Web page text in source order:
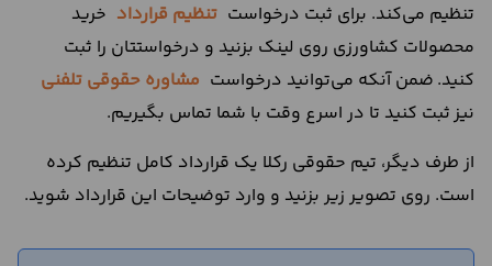
تنظیم می‌کند. برای ثبت درخواست تنظیم قرارداد خرید
محصولات کشاورزی روی لینک بزنید و درخواستتان را ثبت
کنید. ضمن آنکه می‌توانید درخواست مشاوره حقوقی تلفنی
نیز ثبت کنید تا در اسرع وقت با شما تماس بگیریم.
از طرف دیگر، تیم حقوقی رکلا یک قرارداد کامل تنظیم کرده
است. روی تصویر زیر بزنید و وارد توضیحات این قرارداد شوید.